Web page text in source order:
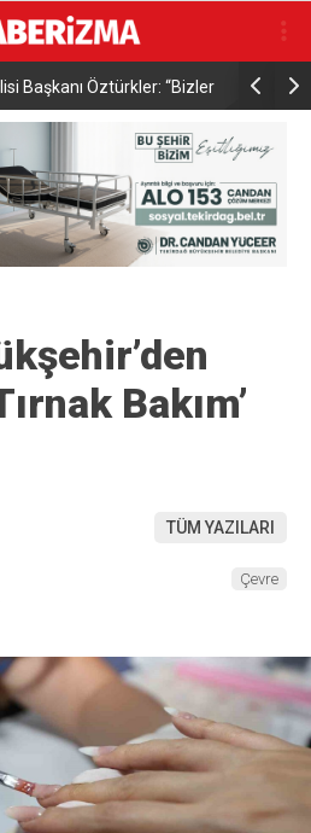
Başkanı Öztürkler: “Bizler
eşit uluslararası
vermeyeceğiz”
Bakım’
TÜM YAZILARI
Çevre